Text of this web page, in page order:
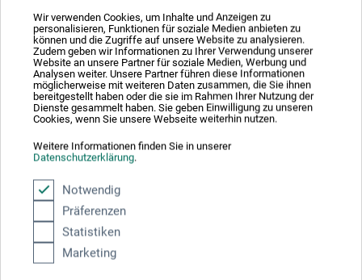
Wir verwenden Cookies, um Inhalte und Anzeigen zu
personalisieren, Funktionen für soziale Medien anbieten zu
können und die Zugriffe auf unsere Website zu analysieren.
Zudem geben wir Informationen zu Ihrer Verwendung unserer
Website an unsere Partner für soziale Medien, Werbung und
Analysen weiter. Unsere Partner führen diese Informationen
möglicherweise mit weiteren Daten zusammen, die Sie ihnen
bereitgestellt haben oder die sie im Rahmen Ihrer Nutzung der
Dienste gesammelt haben. Sie geben Einwilligung zu unseren
Cookies, wenn Sie unsere Webseite weiterhin nutzen.
Weitere Informationen finden Sie in unserer
Datenschutzerklärung.
Notwendig
Präferenzen
Statistiken
Marketing
Die Creme zur Vergoldung unterschiedlicher Oberflächen
wird auf der Grundlage hochwertiger Metallpigmente
hergestellt. Sie hat ein gutes Deckvermögen, hohe
Haftfähigkeit und lässt sich leicht verarbeiten, da sie
weder tropft noch verläuft. Cremegold wird mit einem
weichen, fusselfreien Tuch, wahlweise auch mit Pinseln
oder direkt mit dem Finger aufgetragen und kann ohne
Vorbehandlung mit Patina oder Bitumen künstlich gealtert
werden. Der Farbauftrag lässt sich zur Verstärkung des
Glanzgrades nach dem Trocknen polieren, ist aber nicht
wetterbeständig. Geeignet für die Verarbeitung auf Pappe,
Holz und anderen Materialien mit leicht rauer Oberfläche.
Materialrückstände lassen sich mit Wasser entfernen. Die